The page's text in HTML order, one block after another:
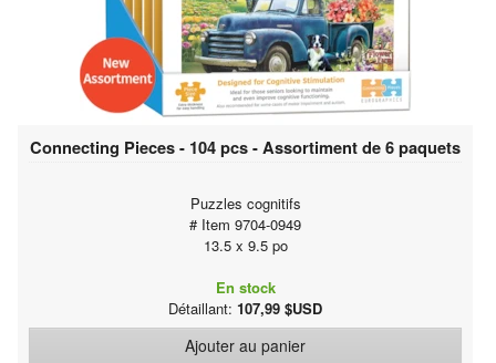
Connecting Pieces - 104 pcs - Assortiment de 6 paquets
Puzzles cognitifs
# Item 9704-0949
13.5 x 9.5 po
En stock
Détaillant: 107,99 $USD
Ajouter au panier